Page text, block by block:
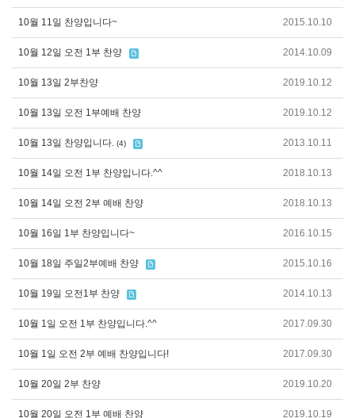
10월 11일 찬양입니다~ 2015.10.10
10월 12일 오전 1부 찬양 2014.10.09
10월 13일 2부찬양 2019.10.12
10월 13일 오전 1부예배 찬양 2019.10.12
10월 13일 찬양입니다. (4) 2013.10.11
10월 14일 오전 1부 찬양입니다.^^ 2018.10.13
10월 14일 오전 2부 예배 찬양 2018.10.13
10월 16일 1부 찬양입니다~ 2016.10.15
10월 18일 주일2부예배 찬양 2015.10.16
10월 19일 오전1부 찬양 2014.10.13
10월 1일 오전 1부 찬양입니다.^^ 2017.09.30
10월 1일 오전 2부 예배 찬양입니다! 2017.09.30
10월 20일 2부 찬양 2019.10.20
10월 20일 오전 1부 예배 찬양 2019.10.19